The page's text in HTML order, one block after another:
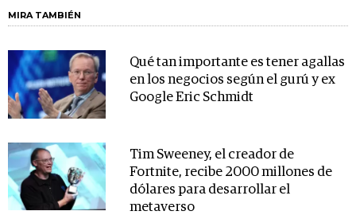
MIRA TAMBIÉN
Qué tan importante es tener agallas
en los negocios según el gurú y ex
Google Eric Schmidt
Tim Sweeney, el creador de
Fortnite, recibe 2000 millones de
dólares para desarrollar el
metaverso